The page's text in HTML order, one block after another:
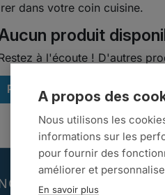
A propos des
Nous utilisons les
informations sur les
pour fournir des
améliorer et
En savoir plus
dans votre coin cuisine.
produit
à l'écoute ! D'autres
RETOUR À LA PAGE
SOCIÉTÉ